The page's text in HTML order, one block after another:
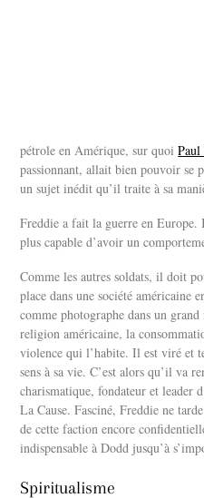
pétrole en Amérique, sur quoi
passionnant, allait bien pouvoir se
un sujet inédit qu’il traite à sa
Freddie a fait la guerre en Europe.
plus capable d’avoir un
Comme les autres soldats, il doit
place dans une société américaine
comme photographe dans un
religion américaine, la
violence qui l’habite. Il est viré et
sens à sa vie. C’est alors qu’il va
charismatique, fondateur et leader
La Cause. Fasciné, Freddie ne
de cette faction encore
indispensable à Dodd jusqu’à
Spiritualisme